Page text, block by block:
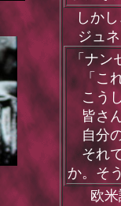
しか
ジュネ
「ナ
「これ
こう
皆さ
自分
それ
か。そ
欧米